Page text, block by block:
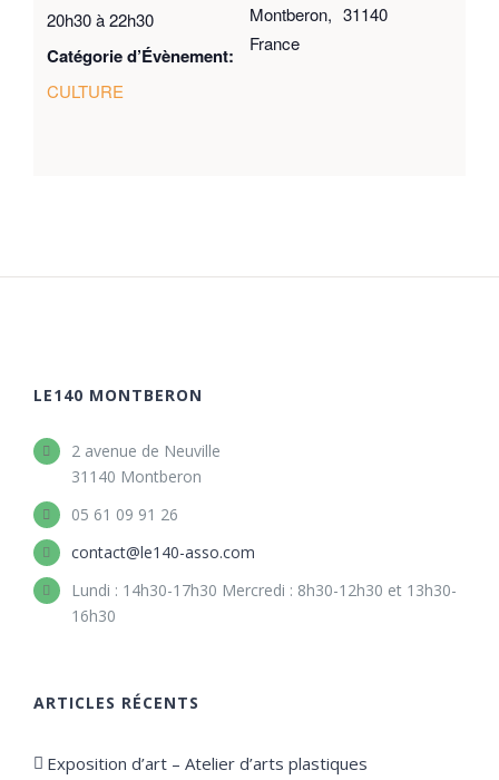
20h30 à 22h30
Catégorie d’Évènement:
CULTURE
Montberon, 31140
France
LE140 MONTBERON
2 avenue de Neuville
31140 Montberon
05 61 09 91 26
contact@le140-asso.com
Lundi : 14h30-17h30 Mercredi : 8h30-12h30 et 13h30-
16h30
ARTICLES RÉCENTS
Exposition d’art – Atelier d’arts plastiques